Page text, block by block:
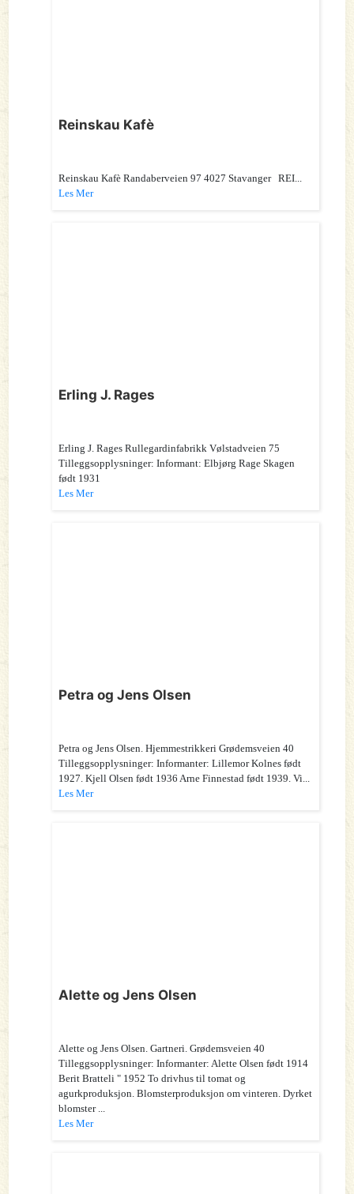
Reinskau Kafè
Reinskau Kafè Randaberveien 97 4027 Stavanger REI...
Les Mer
Erling J. Rages
Erling J. Rages Rullegardinfabrikk Vølstadveien 75
Tilleggsopplysninger: Informant: Elbjørg Rage Skagen
født 1931
Les Mer
Petra og Jens Olsen
Petra og Jens Olsen. Hjemmestrikkeri Grødemsveien 40
Tilleggsopplysninger: Informanter: Lillemor Kolnes født
1927. Kjell Olsen født 1936 Arne Finnestad født 1939. Vi...
Les Mer
Alette og Jens Olsen
Alette og Jens Olsen. Gartneri. Grødemsveien 40
Tilleggsopplysninger: Informanter: Alette Olsen født 1914
Berit Bratteli " 1952 To drivhus til tomat og
agurkproduksjon. Blomsterproduksjon om vinteren. Dyrket
blomster ...
Les Mer